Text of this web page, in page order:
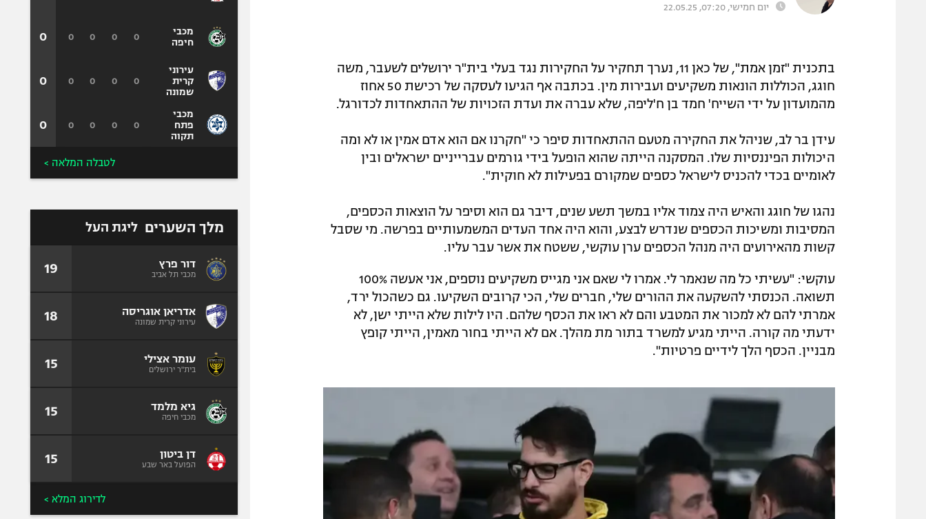
יום חמישי, 07:20, 22.05.25
בתכנית "זמן אמת", של כאן 11, נערך תחקיר על החקירות נגד בעלי בית"ר ירושלים לשעבר, משה
חוגג, הכוללות הונאות משקיעים ועבירות מין. בכתבה אף הגיעו לעסקה של רכישת 50 אחוז
מהמועדון על ידי השייח' חמד בן ח'ליפה, שלא עברה את ועדת הזכויות של ההתאחדות לכדורגל.
עידן בר לב, שניהל את החקירה מטעם ההתאחדות סיפר כי "חקרנו אם הוא אדם אמין או לא ומה
היכולות הפיננסיות שלו. המסקנה הייתה שהוא הופעל בידי גורמים עברייניים ישראלים ובין
לאומיים בכדי להכניס לישראל כספים שמקורם בפעילות לא חוקית".
נהגו של חוגג והאיש היה צמוד אליו במשך תשע שנים, דיבר גם הוא וסיפר על הוצאות הכספים,
המסיבות ומשיכות הכספים שנדרש לבצע, והוא היה אחד העדים המשמעותיים בפרשה. מי שסבל
קשות מהאירועים היה מנהל הכספים ערן עוקשי, ששטח את אשר עבר עליו.
עוקשי: "עשיתי כל מה שנאמר לי. אמרו לי שאם אני מגייס משקיעים נוספים, אני אעשה 100%
תשואה. הכנסתי להשקעה את ההורים שלי, חברים שלי, הכי קרובים השקיעו. גם כשהכול ירד,
אמרתי להם לא למכור את המטבע והם לא ראו את הכסף שלהם. היו לילות שלא הייתי ישן, לא
ידעתי מה קורה. הייתי מגיע למשרד בתור מת מהלך. אם לא הייתי בחור מאמין, הייתי קופץ
מבניין. הכסף הלך לידיים פרטיות".
מכבי
חיפה
עירוני
קרית
שמונה
מכבי
פתח
תקוה
0
0
0
0
0
0
0
0
0
0
0
0
0
0
0
לטבלה המלאה >
מלך השערים ליגת העל
דור פרץ
מכבי תל אביב 19
אדריאן אוגריסה
עירוני קרית שמונה 18
עומר אצילי
בית"ר ירושלים 15
גיא מלמד
מכבי חיפה 15
דן ביטון
הפועל באר שבע 15
לדירוג המלא >